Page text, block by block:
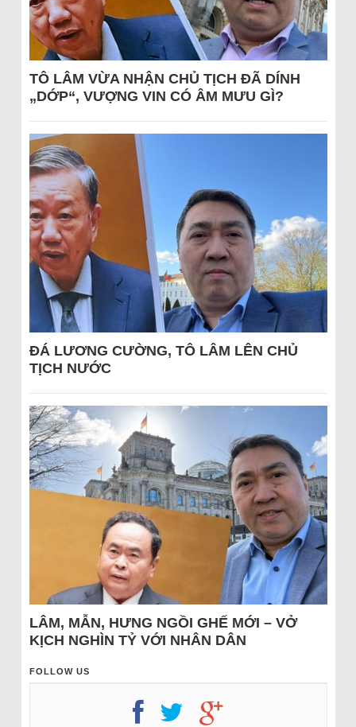
TÔ LÂM VỪA NHẬN CHỦ TỊCH ĐÃ DÍNH
„DỚP“, VƯỢNG VIN CÓ ÂM MƯU GÌ?
ĐÁ LƯƠNG CƯỜNG, TÔ LÂM LÊN CHỦ
TỊCH NƯỚC
LÂM, MẪN, HƯNG NGỒI GHẾ MỚI – VỞ
KỊCH NGHÌN TỶ VỚI NHÂN DÂN
FOLLOW US